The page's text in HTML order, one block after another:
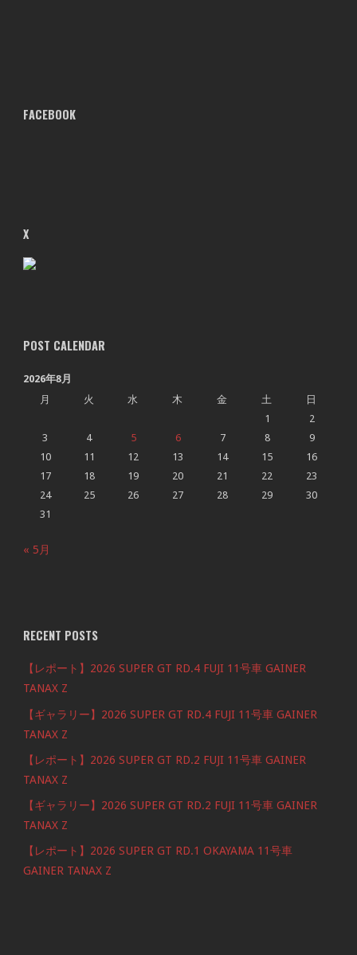
FACEBOOK
X
POST CALENDAR
2026年8月
月
火 水 木 金 土
日
1
2
3
4 5 6 7 8
9
10
11 12 13 14 15
16
17
18 19 20 21 22
23
24
25 26 27 28 29
30
31
« 5月
RECENT POSTS
【レポート】2026 SUPER GT RD.4 FUJI 11号車 GAINER
TANAX Z
【ギャラリー】2026 SUPER GT RD.4 FUJI 11号車 GAINER
TANAX Z
【レポート】2026 SUPER GT RD.2 FUJI 11号車 GAINER
TANAX Z
【ギャラリー】2026 SUPER GT RD.2 FUJI 11号車 GAINER
TANAX Z
【レポート】2026 SUPER GT RD.1 OKAYAMA 11号車
GAINER TANAX Z